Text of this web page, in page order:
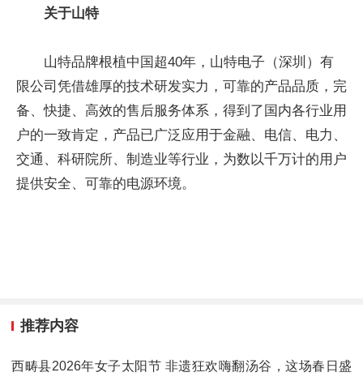
关于山特
山特品牌根植中国超40年，山特电子（深圳）有
限公司凭借雄厚的技术研发实力，可靠的产品品质，完
备、快捷、高效的售后服务体系，得到了国内各行业用
户的一致肯定，产品已广泛应用于金融、电信、电力、
交通、科研院所、制造业等行业，为数以千万计的用户
提供安全、可靠的电源环境。
推荐内容
西畴县2026年女子太阳节 非遗狂欢嗨翻汤谷，这场春日盛